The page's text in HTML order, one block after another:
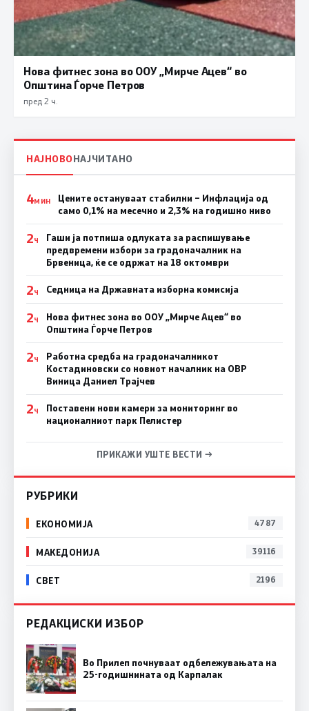
Нова фитнес зона во ООУ „Мирче Ацев“ во
Општина Ѓорче Петров
пред 2 ч.
НАЈНОВОНАЈЧИТАНО
4МИН
Цените остануваат стабилни – Инфлација од
само 0,1% на месечно и 2,3% на годишно ниво
2Ч
Гаши ја потпиша одлуката за распишување
предвремени избори за градоначалник на
Брвеница, ќе се одржат на 18 октомври
2Ч Седница на Државната изборна комисија
2Ч
Нова фитнес зона во ООУ „Мирче Ацев“ во
Општина Ѓорче Петров
2Ч
Работна средба на градоначалникот
Костадиновски со новиот началник на ОВР
Виница Даниел Трајчев
2Ч
Поставени нови камери за мониторинг во
националниот парк Пелистер
ПРИКАЖИ УШТЕ ВЕСТИ →
РУБРИКИ
ЕКОНОМИЈА 4787
МАКЕДОНИЈА 39116
СВЕТ 2196
РЕДАКЦИСКИ ИЗБОР
Во Прилеп почнуваат одбележувањата на
25-годишнината од Карпалак